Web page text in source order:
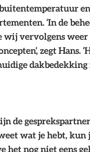
‘In de
wij vervolgens
zegt Hans.
de
wat je hebt,
het nog niet eens